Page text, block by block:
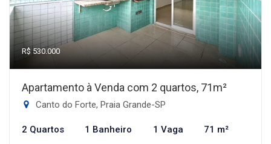
R$ 530.000
Apartamento à Venda com 2 quartos, 71m²
Canto do Forte, Praia Grande-SP
2 Quartos 1 Banheiro 1 Vaga 71 m²